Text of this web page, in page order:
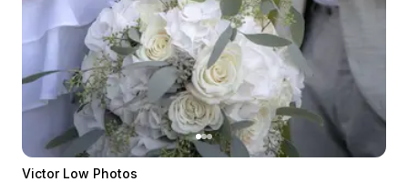
Victor Low Photos